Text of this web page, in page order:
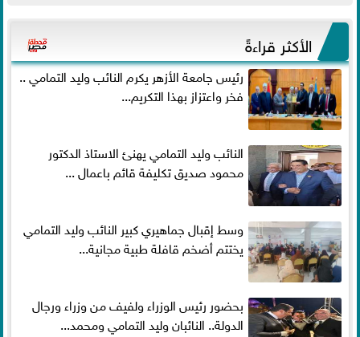
الأكثر قراءةً
رئيس جامعة الأزهر يكرم النائب وليد التمامي ..
فخر واعتزاز بهذا التكريم...
النائب وليد التمامي يهنئ الاستاذ الدكتور
محمود صديق تكليفة قائم باعمال ...
وسط إقبال جماهيري كبير النائب وليد التمامي
يختتم أضخم قافلة طبية مجانية...
بحضور رئيس الوزراء ولفيف من وزراء ورجال
الدولة.. النائبان وليد التمامي ومحمد...